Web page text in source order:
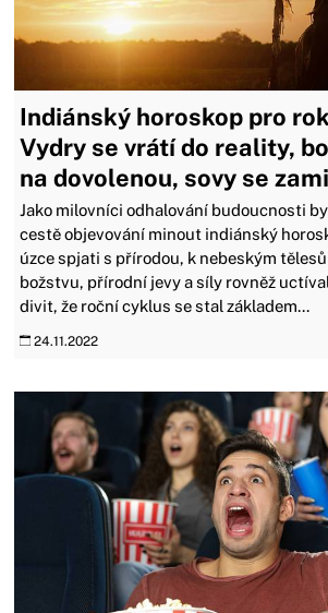
Indiánský horoskop pro
Vydry se vrátí do reality,
na dovolenou, sovy se
Jako milovníci odhalování budoucnosti
cestě objevování minout indiánský
úzce spjati s přírodou, k nebeským
božstvu, přírodní jevy a síly rovněž
divit, že roční cyklus se stal základem...
24.11.2022